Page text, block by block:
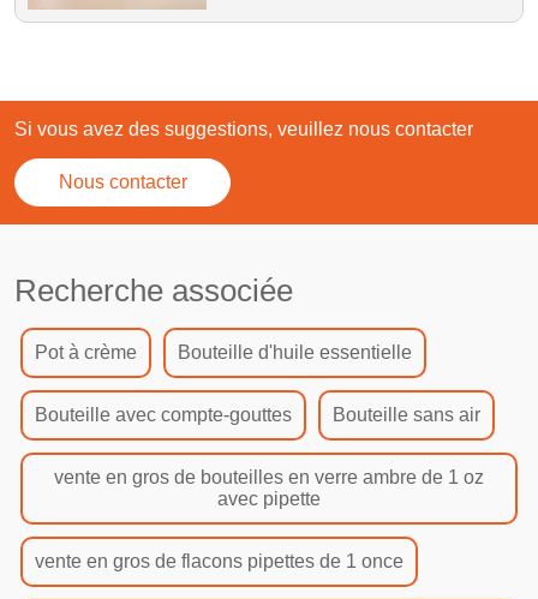
Si vous avez des suggestions, veuillez nous contacter
Nous contacter
Recherche associée
Pot à crème Bouteille d'huile essentielle
Bouteille avec compte-gouttes Bouteille sans air
vente en gros de bouteilles en verre ambre de 1 oz
avec pipette
vente en gros de flacons pipettes de 1 once